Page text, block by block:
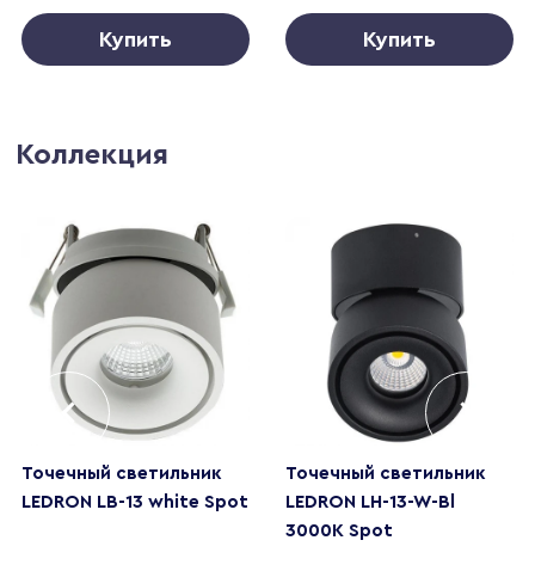
Купить Купить
Коллекция
Точечный светильник
LEDRON LB-13 white Spot
Точечный светильник
LEDRON LH-13-W-Bl
3000K Spot